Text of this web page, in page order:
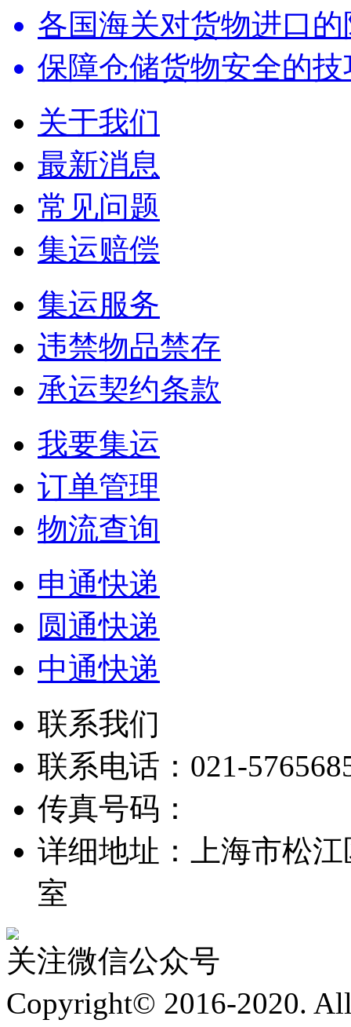
各国海关对货物进口
保障仓储货物安全的技
关于我们
最新消息
常见问题
集运赔偿
集运服务
违禁物品禁存
承运契约条款
我要集运
订单管理
物流查询
申通快递
圆通快递
中通快递
联系我们
联系电话：021-
传真号码：
详细地址：上海市松
室
关注微信公众号
Copyright© 2016-2020.